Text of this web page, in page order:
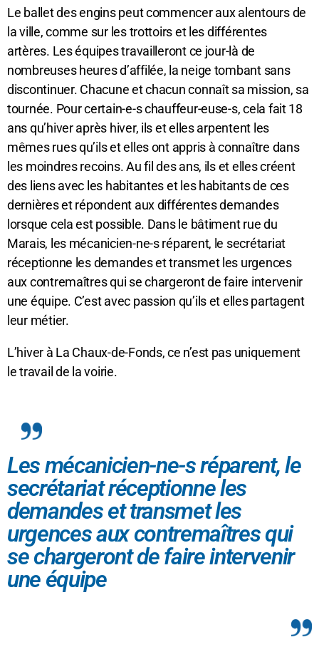
Le ballet des engins peut commencer aux alentours de
la ville, comme sur les trottoirs et les différentes
artères. Les équipes travailleront ce jour-là de
nombreuses heures d’affilée, la neige tombant sans
discontinuer. Chacune et chacun connaît sa mission, sa
tournée. Pour certain-e-s chauffeur-euse-s, cela fait 18
ans qu’hiver après hiver, ils et elles arpentent les
mêmes rues qu’ils et elles ont appris à connaître dans
les moindres recoins. Au fil des ans, ils et elles créent
des liens avec les habitantes et les habitants de ces
dernières et répondent aux différentes demandes
lorsque cela est possible. Dans le bâtiment rue du
Marais, les mécanicien-ne-s réparent, le secrétariat
réceptionne les demandes et transmet les urgences
aux contremaîtres qui se chargeront de faire intervenir
une équipe. C’est avec passion qu’ils et elles partagent
leur métier.
L’hiver à La Chaux-de-Fonds, ce n’est pas uniquement
le travail de la voirie.
Les mécanicien-ne-s réparent, le
secrétariat réceptionne les
demandes et transmet les
urgences aux contremaîtres qui
se chargeront de faire intervenir
une équipe